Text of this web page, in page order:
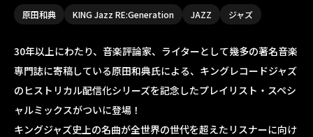
原田和典 KING Jazz RE:Generation JAZZ ジャズ
30年以上にわたり、音楽評論家、ライターとして幾多の著名音楽
専門誌に寄稿している原田和典氏による、キングレコードジャズ
のヒストリカル配信化シリーズを記念したプレイリスト・スペシ
ャルミックスがついに登場！
キングジャズ史上の名曲が全世界の世代を超えたリスナーに向け